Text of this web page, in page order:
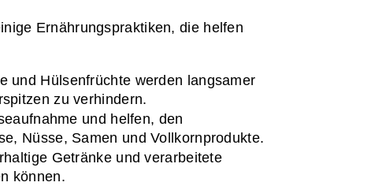
Ernährungspraktiken, die helfen
und Hülsenfrüchte werden langsamer
zu verhindern.
und helfen, den
Nüsse, Samen und Vollkornprodukte.
Getränke und verarbeitete
können.